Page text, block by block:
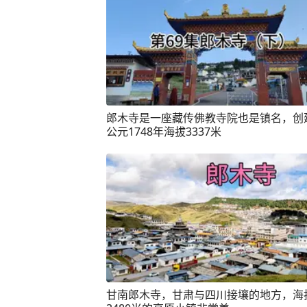
郎木寺是一座藏传佛教寺院也是镇名，创
公元1748年海拔3337米
甘南郎木寺，甘肃与四川接壤的地方，海